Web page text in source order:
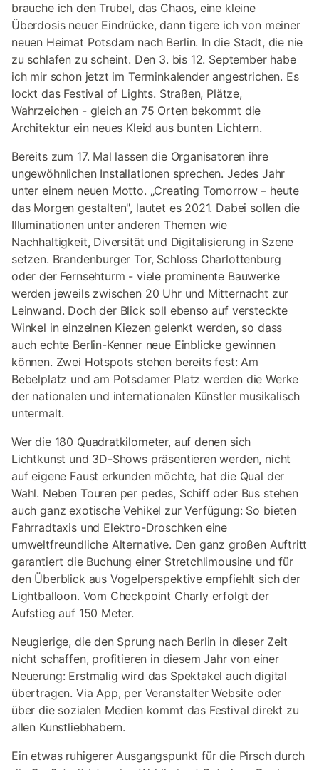
brauche ich den Trubel, das Chaos, eine kleine
Überdosis neuer Eindrücke, dann tigere ich von meiner
neuen Heimat Potsdam nach Berlin. In die Stadt, die nie
zu schlafen zu scheint. Den 3. bis 12. September habe
ich mir schon jetzt im Terminkalender angestrichen. Es
lockt das Festival of Lights. Straßen, Plätze,
Wahrzeichen - gleich an 75 Orten bekommt die
Architektur ein neues Kleid aus bunten Lichtern.
Bereits zum 17. Mal lassen die Organisatoren ihre
ungewöhnlichen Installationen sprechen. Jedes Jahr
unter einem neuen Motto. „Creating Tomorrow – heute
das Morgen gestalten", lautet es 2021. Dabei sollen die
Illuminationen unter anderen Themen wie
Nachhaltigkeit, Diversität und Digitalisierung in Szene
setzen. Brandenburger Tor, Schloss Charlottenburg
oder der Fernsehturm - viele prominente Bauwerke
werden jeweils zwischen 20 Uhr und Mitternacht zur
Leinwand. Doch der Blick soll ebenso auf versteckte
Winkel in einzelnen Kiezen gelenkt werden, so dass
auch echte Berlin-Kenner neue Einblicke gewinnen
können. Zwei Hotspots stehen bereits fest: Am
Bebelplatz und am Potsdamer Platz werden die Werke
der nationalen und internationalen Künstler musikalisch
untermalt.
Wer die 180 Quadratkilometer, auf denen sich
Lichtkunst und 3D-Shows präsentieren werden, nicht
auf eigene Faust erkunden möchte, hat die Qual der
Wahl. Neben Touren per pedes, Schiff oder Bus stehen
auch ganz exotische Vehikel zur Verfügung: So bieten
Fahrradtaxis und Elektro-Droschken eine
umweltfreundliche Alternative. Den ganz großen Auftritt
garantiert die Buchung einer Stretchlimousine und für
den Überblick aus Vogelperspektive empfiehlt sich der
Lightballoon. Vom Checkpoint Charly erfolgt der
Aufstieg auf 150 Meter.
Neugierige, die den Sprung nach Berlin in dieser Zeit
nicht schaffen, profitieren in diesem Jahr von einer
Neuerung: Erstmalig wird das Spektakel auch digital
übertragen. Via App, per Veranstalter Website oder
über die sozialen Medien kommt das Festival direkt zu
allen Kunstliebhabern.
Ein etwas ruhigerer Ausgangspunkt für die Pirsch durch